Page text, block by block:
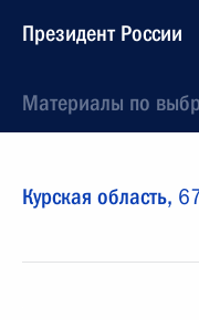
Президент России
Материалы по
Курская область,